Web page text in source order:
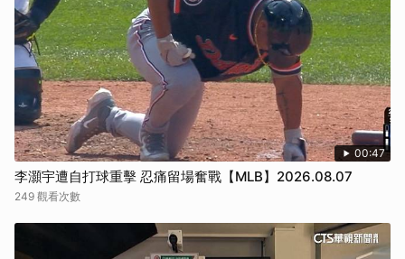
00:47
李灝宇遭自打球重擊 忍痛留場奮戰【MLB】2026.08.07
249 觀看次數